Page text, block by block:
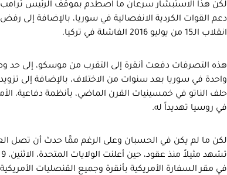
لكن هذا الاستبشار سرعان ما اصطدم بموقف الرئيس ترامب
دعم القوات الكردية الانفصالية في سوريا، بالإضافة إلى
انقلاب الـ15 من يوليو 2016 الفاشلة في تركيا.
هذه التصرفات دفعت أنقرة إلى التقرب من موسكو، إلى حد
واحدة في سوريا بعد سنوات من الاختلاف، بالإضافة إلى تزويد
حلف الناتو في خمسينيات القرن الماضي، بأنظمة دفاعية،
في روسيا تهديداً له.
لكن ما لم يكن في الحسبان وعلى الرغم ممَّا حدث أن تصل
في مقر السفارة الأمريكية بأنقرة وجميع القنصليات